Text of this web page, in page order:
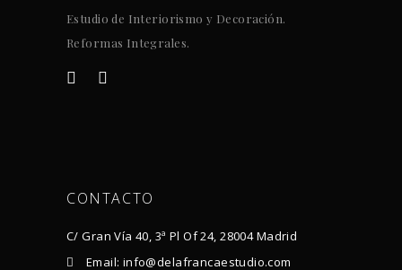
Estudio de Interiorismo y Decoración.
Reformas Integrales.
CONTACTO
C/ Gran Vía 40, 3ª Pl Of 24, 28004 Madrid
Email: info@delafrancaestudio.com